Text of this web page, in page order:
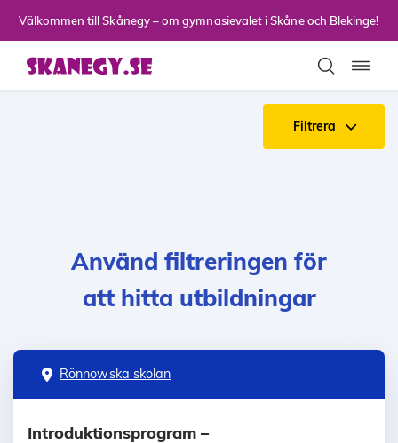
Välkommen till Skånegy – om gymnasievalet i Skåne och Blekinge!
Filtrera
Använd filtreringen för
att hitta utbildningar
Rönnowska skolan
Introduktionsprogram –